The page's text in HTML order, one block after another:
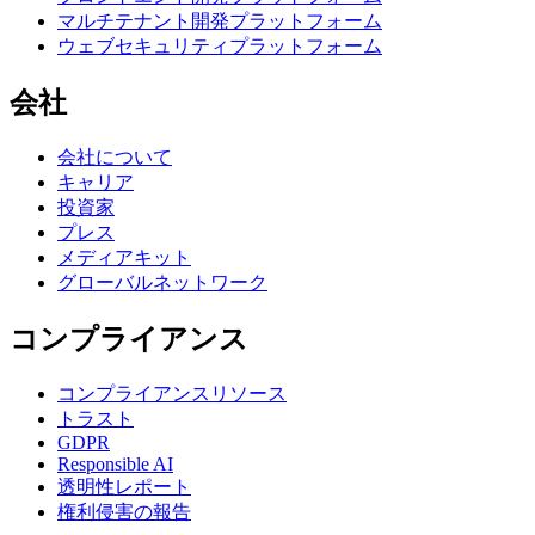
マルチテナント開発プラットフォーム
ウェブセキュリティプラットフォーム
会社
会社について
キャリア
投資家
プレス
メディアキット
グローバルネットワーク
コンプライアンス
コンプライアンスリソース
トラスト
GDPR
Responsible AI
透明性レポート
権利侵害の報告